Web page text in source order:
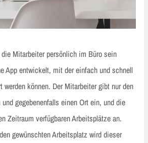
Mitarbeiter persönlich im Büro sein
App entwickelt, mit der einfach und schnell
werden können. Der Mitarbeiter gibt nur den
gegebenenfalls einen Ort ein, und die
Zeitraum verfügbaren Arbeitsplätze an.
gewünschten Arbeitsplatz wird dieser